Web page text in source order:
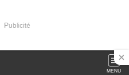
Publicité
MENU